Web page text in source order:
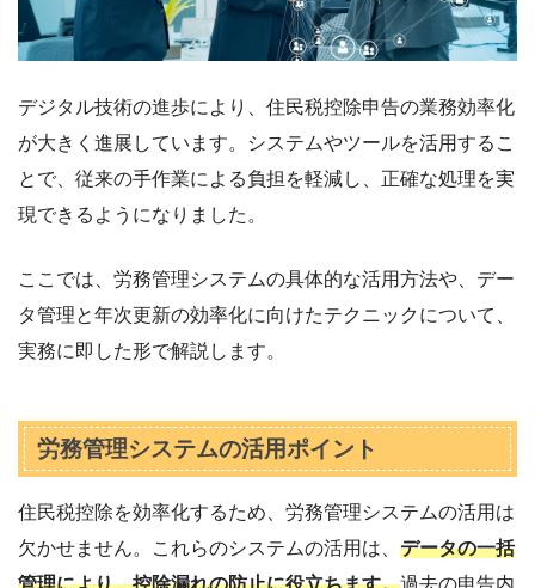
デジタル技術の進歩により、住民税控除申告の業務効率化
が大きく進展しています。システムやツールを活用するこ
とで、従来の手作業による負担を軽減し、正確な処理を実
現できるようになりました。
ここでは、労務管理システムの具体的な活用方法や、デー
タ管理と年次更新の効率化に向けたテクニックについて、
実務に即した形で解説します。
労務管理システムの活用ポイント
住民税控除を効率化するため、労務管理システムの活用は
欠かせません。これらのシステムの活用は、 データの一括
管理により、控除漏れの防止に役立ちます。過去の申告内